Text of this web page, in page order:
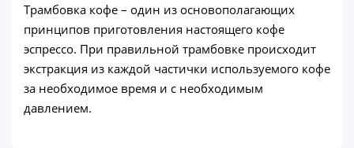
Трамбовка кофе – один из основополагающих
принципов приготовления настоящего кофе
эспрессо. При правильной трамбовке происходит
экстракция из каждой частички используемого кофе
за необходимое время и с необходимым
давлением.